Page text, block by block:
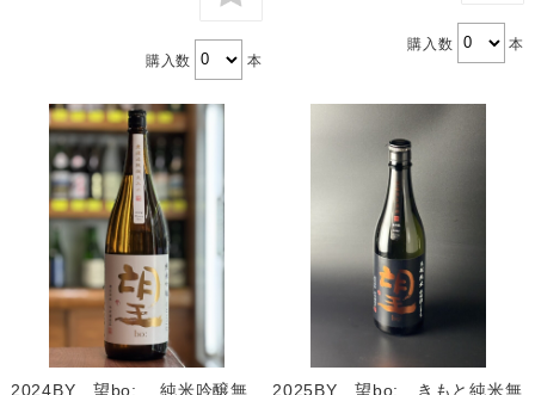
購入数 本
購入数 本
2024BY 望bo: 純米吟醸無
2025BY 望bo: きもと純米無